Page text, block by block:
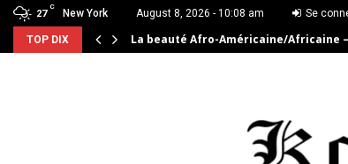
27
C
New York August 8, 2026 - 10:08 am Se
TOP DIX La beauté Afro-Américaine/Africaine